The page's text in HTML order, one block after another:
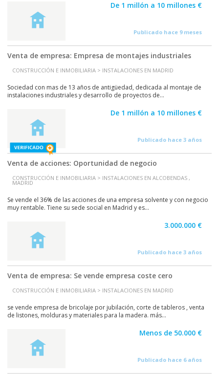
De 1 millón a 10 millones €
Publicado hace 9 meses
Venta de empresa: Empresa de montajes industriales
CONSTRUCCIÓN E INMOBILIARIA > INSTALACIONES EN MADRID
Sociedad con mas de 13 años de antigüedad, dedicada al montaje de
instalaciones industriales y desarrollo de proyectos de...
De 1 millón a 10 millones €
Publicado hace 3 años
Venta de acciones: Oportunidad de negocio
CONSTRUCCIÓN E INMOBILIARIA > INSTALACIONES EN ALCOBENDAS ,
MADRID
Se vende el 36% de las acciones de una empresa solvente y con negocio
muy rentable. Tiene su sede social en Madrid y es...
3.000.000 €
Publicado hace 3 años
Venta de empresa: Se vende empresa coste cero
CONSTRUCCIÓN E INMOBILIARIA > INSTALACIONES EN MADRID
se vende empresa de bricolaje por jubilación, corte de tableros , venta
de listones, molduras y materiales para la madera. más...
Menos de 50.000 €
Publicado hace 6 años